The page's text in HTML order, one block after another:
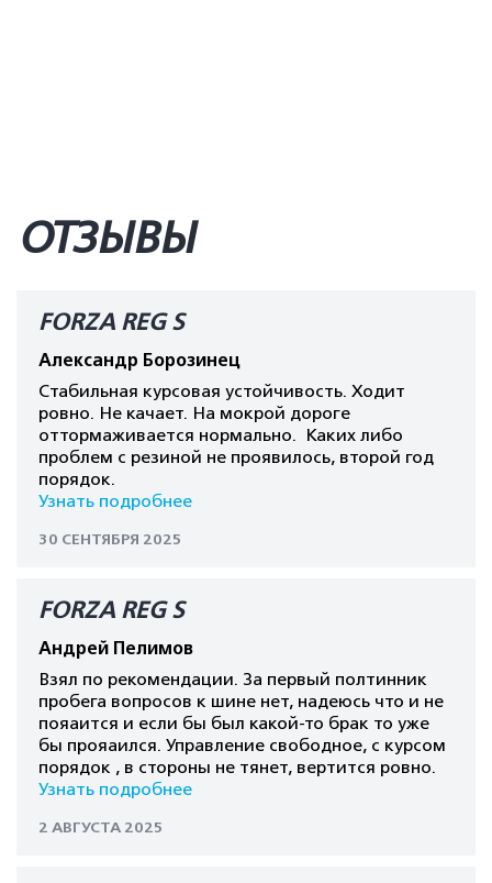
ОТЗЫВЫ
FORZA REG S
Александр Борозинец
Стабильная курсовая устойчивость. Ходит
ровно. Не качает. На мокрой дороге
оттормаживается нормально. Каких либо
проблем с резиной не проявилось, второй год
порядок.
Узнать подробнее
30 СЕНТЯБРЯ 2025
FORZA REG S
Андрей Пелимов
Взял по рекомендации. За первый полтинник
пробега вопросов к шине нет, надеюсь что и не
пояаится и если бы был какой-то брак то уже
бы прояаился. Управление свободное, с курсом
порядок , в стороны не тянет, вертится ровно.
Узнать подробнее
2 АВГУСТА 2025